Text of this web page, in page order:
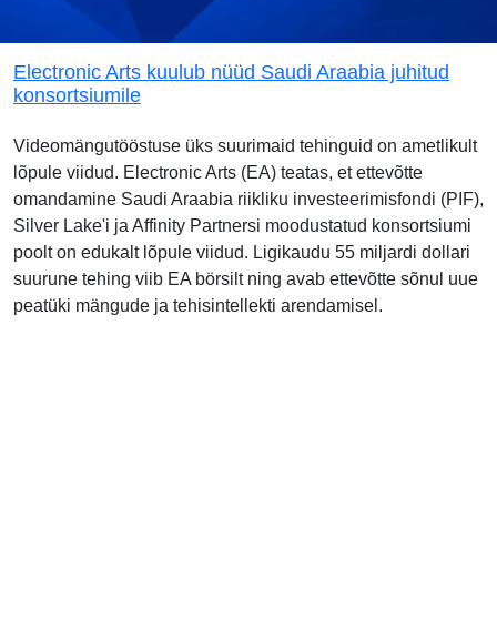
Electronic Arts kuulub nüüd Saudi Araabia juhitud
konsortsiumile
Videomängutööstuse üks suurimaid tehinguid on ametlikult
lõpule viidud. Electronic Arts (EA) teatas, et ettevõtte
omandamine Saudi Araabia riikliku investeerimisfondi (PIF),
Silver Lake'i ja Affinity Partnersi moodustatud konsortsiumi
poolt on edukalt lõpule viidud. Ligikaudu 55 miljardi dollari
suurune tehing viib EA börsilt ning avab ettevõtte sõnul uue
peatüki mängude ja tehisintellekti arendamisel.